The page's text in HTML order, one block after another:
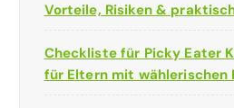
Vorteile, Risiken &
Checkliste für Picky Eater
für Eltern mit wählerischen